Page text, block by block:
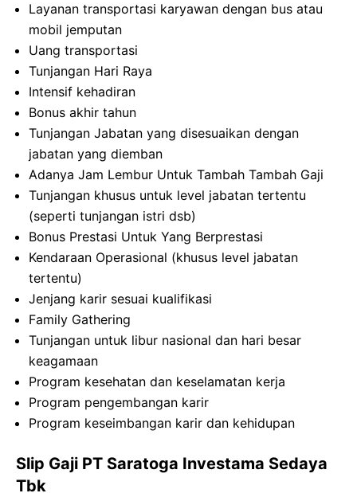
Layanan transportasi karyawan dengan bus atau
mobil jemputan
Uang transportasi
Tunjangan Hari Raya
Intensif kehadiran
Bonus akhir tahun
Tunjangan Jabatan yang disesuaikan dengan
jabatan yang diemban
Adanya Jam Lembur Untuk Tambah Tambah Gaji
Tunjangan khusus untuk level jabatan tertentu
(seperti tunjangan istri dsb)
Bonus Prestasi Untuk Yang Berprestasi
Kendaraan Operasional (khusus level jabatan
tertentu)
Jenjang karir sesuai kualifikasi
Family Gathering
Tunjangan untuk libur nasional dan hari besar
keagamaan
Program kesehatan dan keselamatan kerja
Program pengembangan karir
Program keseimbangan karir dan kehidupan
Slip Gaji PT Saratoga Investama Sedaya
Tbk